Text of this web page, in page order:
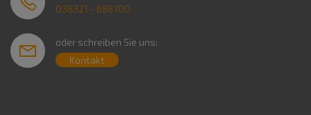
038321 - 688700
oder schreiben Sie uns:
Kontakt